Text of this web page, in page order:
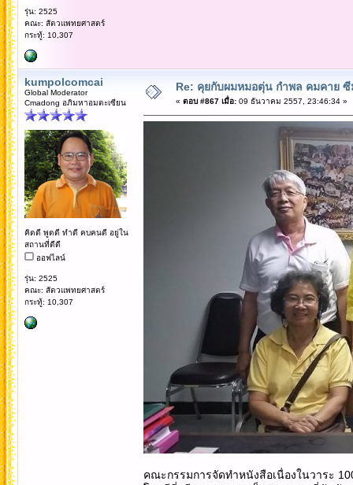
รุ่น: 2525
คณะ: สัตวแพทยศาสตร์
กระทู้: 10,307
kumpolcomcai
Global Moderator
Cmadong อภิมหาอมตะเซียน
คิดดี พูดดี ทำดี คบคนดี อยู่ใน
สถานที่ดีดี
ออฟไลน์
รุ่น: 2525
คณะ: สัตวแพทยศาสตร์
กระทู้: 10,307
Re: คุยกับผมหมอตุ่น กำพล คมคาย
« ตอบ #867 เมื่อ:09 ธันวาคม 2557, 23:46:34 »
คณะกรรมการจัดทำหนังสือเนื่องในวาระ